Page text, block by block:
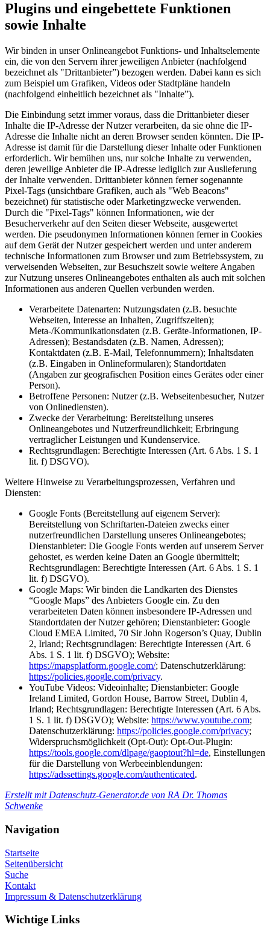
Plugins und eingebettete Funktionen
sowie Inhalte
Wir binden in unser Onlineangebot Funktions- und Inhaltselemente
ein, die von den Servern ihrer jeweiligen Anbieter (nachfolgend
bezeichnet als "Drittanbieter”) bezogen werden. Dabei kann es sich
zum Beispiel um Grafiken, Videos oder Stadtpläne handeln
(nachfolgend einheitlich bezeichnet als "Inhalte”).
Die Einbindung setzt immer voraus, dass die Drittanbieter dieser
Inhalte die IP-Adresse der Nutzer verarbeiten, da sie ohne die IP-
Adresse die Inhalte nicht an deren Browser senden könnten. Die IP-
Adresse ist damit für die Darstellung dieser Inhalte oder Funktionen
erforderlich. Wir bemühen uns, nur solche Inhalte zu verwenden,
deren jeweilige Anbieter die IP-Adresse lediglich zur Auslieferung
der Inhalte verwenden. Drittanbieter können ferner sogenannte
Pixel-Tags (unsichtbare Grafiken, auch als "Web Beacons"
bezeichnet) für statistische oder Marketingzwecke verwenden.
Durch die "Pixel-Tags" können Informationen, wie der
Besucherverkehr auf den Seiten dieser Webseite, ausgewertet
werden. Die pseudonymen Informationen können ferner in Cookies
auf dem Gerät der Nutzer gespeichert werden und unter anderem
technische Informationen zum Browser und zum Betriebssystem, zu
verweisenden Webseiten, zur Besuchszeit sowie weitere Angaben
zur Nutzung unseres Onlineangebotes enthalten als auch mit solchen
Informationen aus anderen Quellen verbunden werden.
Verarbeitete Datenarten: Nutzungsdaten (z.B. besuchte
Webseiten, Interesse an Inhalten, Zugriffszeiten);
Meta-/Kommunikationsdaten (z.B. Geräte-Informationen, IP-
Adressen); Bestandsdaten (z.B. Namen, Adressen);
Kontaktdaten (z.B. E-Mail, Telefonnummern); Inhaltsdaten
(z.B. Eingaben in Onlineformularen); Standortdaten
(Angaben zur geografischen Position eines Gerätes oder einer
Person).
Betroffene Personen: Nutzer (z.B. Webseitenbesucher, Nutzer
von Onlinediensten).
Zwecke der Verarbeitung: Bereitstellung unseres
Onlineangebotes und Nutzerfreundlichkeit; Erbringung
vertraglicher Leistungen und Kundenservice.
Rechtsgrundlagen: Berechtigte Interessen (Art. 6 Abs. 1 S. 1
lit. f) DSGVO).
Weitere Hinweise zu Verarbeitungsprozessen, Verfahren und
Diensten:
Google Fonts (Bereitstellung auf eigenem Server):
Bereitstellung von Schriftarten-Dateien zwecks einer
nutzerfreundlichen Darstellung unseres Onlineangebotes;
Dienstanbieter: Die Google Fonts werden auf unserem Server
gehostet, es werden keine Daten an Google übermittelt;
Rechtsgrundlagen: Berechtigte Interessen (Art. 6 Abs. 1 S. 1
lit. f) DSGVO).
Google Maps: Wir binden die Landkarten des Dienstes
“Google Maps” des Anbieters Google ein. Zu den
verarbeiteten Daten können insbesondere IP-Adressen und
Standortdaten der Nutzer gehören; Dienstanbieter: Google
Cloud EMEA Limited, 70 Sir John Rogerson’s Quay, Dublin
2, Irland; Rechtsgrundlagen: Berechtigte Interessen (Art. 6
Abs. 1 S. 1 lit. f) DSGVO); Website:
https://mapsplatform.google.com/; Datenschutzerklärung:
https://policies.google.com/privacy.
YouTube Videos: Videoinhalte; Dienstanbieter: Google
Ireland Limited, Gordon House, Barrow Street, Dublin 4,
Irland; Rechtsgrundlagen: Berechtigte Interessen (Art. 6 Abs.
1 S. 1 lit. f) DSGVO); Website: https://www.youtube.com;
Datenschutzerklärung: https://policies.google.com/privacy;
Widerspruchsmöglichkeit (Opt-Out): Opt-Out-Plugin:
https://tools.google.com/dlpage/gaoptout?hl=de, Einstellungen
für die Darstellung von Werbeeinblendungen:
https://adssettings.google.com/authenticated.
Erstellt mit Datenschutz-Generator.de von RA Dr. Thomas
Schwenke
Navigation
Startseite
Seitenübersicht
Suche
Kontakt
Impressum & Datenschutzerklärung
Wichtige Links